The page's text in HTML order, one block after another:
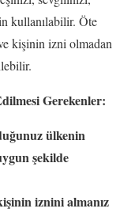
kullanılabilir. Öte
kişinin izni olmadan
Gerekenler:
ülkenin
şekilde
iznini almanız